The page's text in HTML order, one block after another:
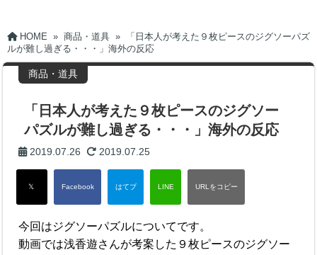
HOME » 商品・道具 »
「日本人が考えた９枚ピースのジグソーパズ
ルが難し過ぎる・・・」海外の反応
商品・道具
「日本人が考えた９枚ピースのジグソー
パズルが難し過ぎる・・・」海外の反応
2019.07.26 2019.07.25
今回はジグソーパズルについてです。
動画では浅香遊さんが考案した９枚ピースのジグソー